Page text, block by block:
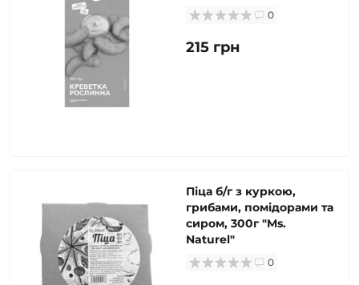
0
215 грн
Піца б/г з куркою,
грибами, помідорами та
сиром, 300г "Ms.
Naturel"
0